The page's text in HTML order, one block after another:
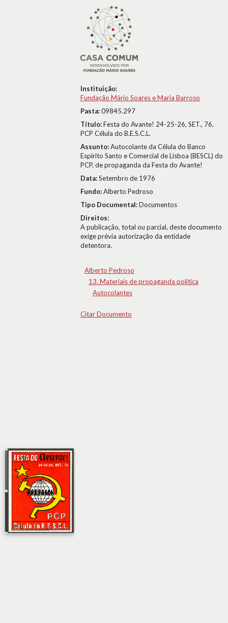
Instituição:
Fundação Mário Soares e Maria Barroso
Pasta:09845.297
Título:Festa do Avante! 24-25-26, SET., 76.
PCP Célula do B.E.S.C.L.
Assunto:Autocolante da Célula do Banco
Espírito Santo e Comercial de Lisboa (BESCL) do
PCP, de propaganda da Festa do Avante!
Data:Setembro de 1976
Fundo:Alberto Pedroso
Tipo Documental:Documentos
Direitos:
A publicação, total ou parcial, deste documento
exige prévia autorização da entidade
detentora.
Alberto Pedroso
13. Materiais de propaganda política
Autocolantes
Citar Documento